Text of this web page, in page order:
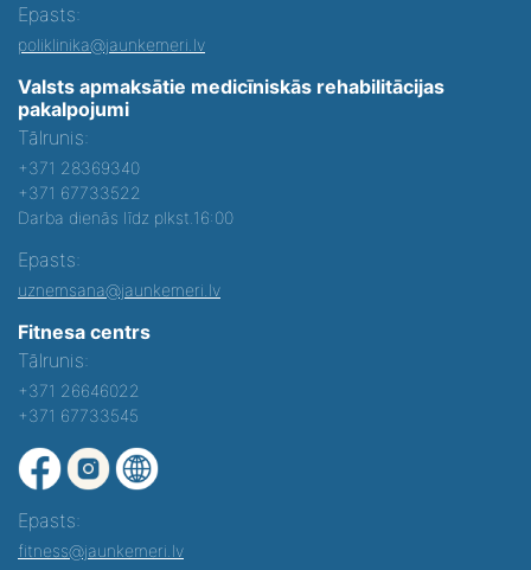
Epasts:
poliklinika@jaunkemeri.lv
Valsts apmaksātie medicīniskās rehabilitācijas
pakalpojumi
Tālrunis:
+371 28369340
+371 67733522
Darba dienās līdz plkst.16:00
Epasts:
uznemsana@jaunkemeri.lv
Fitnesa centrs
Tālrunis:
+371 26646022
+371 67733545
Epasts:
fitness@jaunkemeri.lv